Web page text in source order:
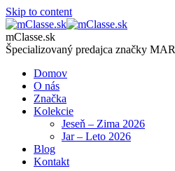
Skip to content
mClasse.sk
Špecializovaný predajca značky
Domov
O nás
Značka
Kolekcie
Jeseň – Zima 2026
Jar – Leto 2026
Blog
Kontakt